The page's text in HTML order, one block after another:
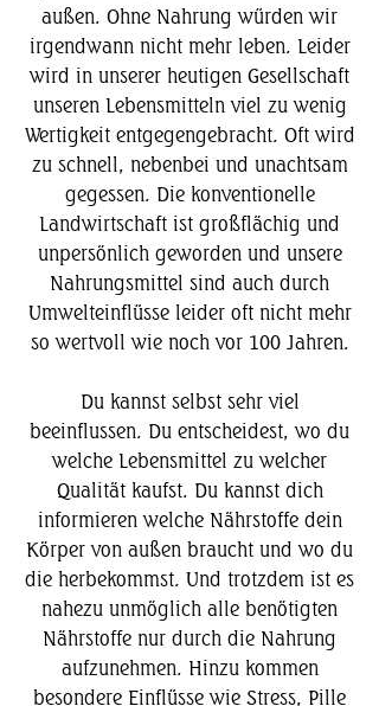
außen. Ohne Nahrung würden wir
irgendwann nicht mehr leben. Leider
wird in unserer heutigen Gesellschaft
unseren Lebensmitteln viel zu wenig
Wertigkeit entgegengebracht. Oft wird
zu schnell, nebenbei und unachtsam
gegessen. Die konventionelle
Landwirtschaft ist großflächig und
unpersönlich geworden und unsere
Nahrungsmittel sind auch durch
Umwelteinflüsse leider oft nicht mehr
so wertvoll wie noch vor 100 Jahren.
Du kannst selbst sehr viel
beeinflussen. Du entscheidest, wo du
welche Lebensmittel zu welcher
Qualität kaufst. Du kannst dich
informieren welche Nährstoffe dein
Körper von außen braucht und wo du
die herbekommst. Und trotzdem ist es
nahezu unmöglich alle benötigten
Nährstoffe nur durch die Nahrung
aufzunehmen. Hinzu kommen
besondere Einflüsse wie Stress, Pille